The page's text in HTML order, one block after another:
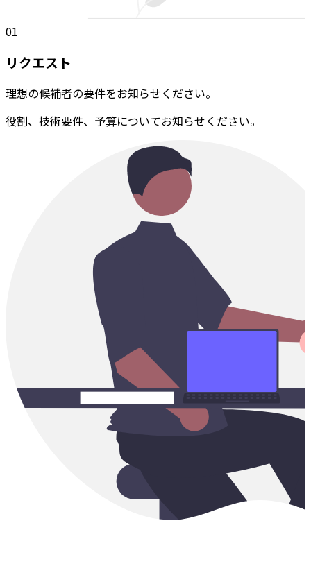
01
リクエスト
理想の候補者の要件をお知らせください。
役割、技術要件、予算についてお知らせください。